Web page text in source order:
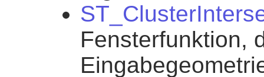
Fensterfunktion,